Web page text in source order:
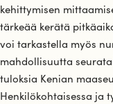
kehittymisen
tärkeää kerätä
voi tarkastella myös
mahdollisuutta
tuloksia Kenian
Henkilökohtaisessa ja